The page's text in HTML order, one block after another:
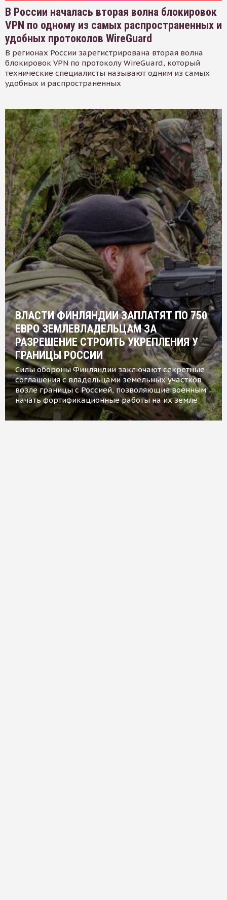
В России началась вторая волна блокировок
VPN по одному из самых распространенных и
удобных протоколов WireGuard
В регионах России зарегистрирована вторая волна
блокировок VPN по протоколу WireGuard, который
технические специалисты называют одним из самых
удобных и распространенных
ВЛАСТИ ФИНЛЯНДИИ ЗАПЛАТЯТ ПО 750
ЕВРО ЗЕМЛЕВЛАДЕЛЬЦАМ ЗА
РАЗРЕШЕНИЕ СТРОИТЬ УКРЕПЛЕНИЯ У
ГРАНИЦЫ РОССИИ
Силы обороны Финляндии заключают секретные
соглашения с владельцами земельных участков
возле границы с Россией, позволяющие военным
начать фортификационные работы на их земле